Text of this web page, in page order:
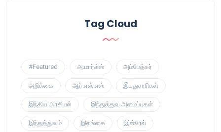
Tag Cloud
#Featured அ.மார்க்ஸ் அம்பேத்கர்
அறிக்கை ஆர்.எஸ்.எஸ் இடதுசாரிகள்
இந்திய அரசியல் இந்துத்துவ அமைப்புகள்
இந்துத்துவம் இலங்கை இஸ்ரேல்